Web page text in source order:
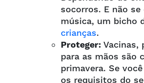
socorros. E não
música, um bicho
crianças.
Proteger: Vacinas,
para as mãos são
primavera. Se
os requisitos do